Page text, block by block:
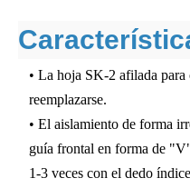
• La hoja SK-2 afilada
reemplazarse.
• El aislamiento de forma
guía frontal en forma de
1-3 veces con el dedo